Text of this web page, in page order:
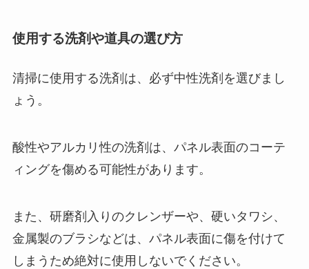
使用する洗剤や道具の選び方
清掃に使用する洗剤は、必ず中性洗剤を選びまし
ょう。
酸性やアルカリ性の洗剤は、パネル表面のコーテ
ィングを傷める可能性があります。
また、研磨剤入りのクレンザーや、硬いタワシ、
金属製のブラシなどは、パネル表面に傷を付けて
しまうため絶対に使用しないでください。